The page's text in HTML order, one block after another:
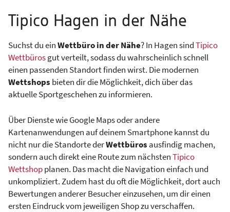
Tipico Hagen in der Nähe
Suchst du einWettbüro in der Nähe? In Hagen sindTipico
Wettbürosgut verteilt, sodass du wahrscheinlich schnell
einen passenden Standort finden wirst. Die modernen
Wettshops bieten dir die Möglichkeit, dich über das
aktuelle Sportgeschehen zu informieren.
Über Dienste wie Google Maps oder andere
Kartenanwendungen auf deinem Smartphone kannst du
nicht nur die Standorte derWettbüros ausfindig machen,
sondern auch direkt eine Route zum nächstenTipico
Wettshopplanen. Das macht die Navigation einfach und
unkompliziert. Zudem hast du oft die Möglichkeit, dort auch
Bewertungen anderer Besucher einzusehen, um dir einen
ersten Eindruck vom jeweiligen Shop zu verschaffen.